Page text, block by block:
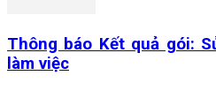
Thông báo Kết quả gói:
làm việc